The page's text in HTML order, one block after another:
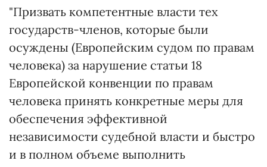
"Призвать компетентные власти тех
государств-членов, которые были
осуждены (Европейским судом по правам
человека) за нарушение статьи 18
Европейской конвенции по правам
человека принять конкретные меры для
обеспечения эффективной
независимости судебной власти и быстро
и в полном объеме выполнить